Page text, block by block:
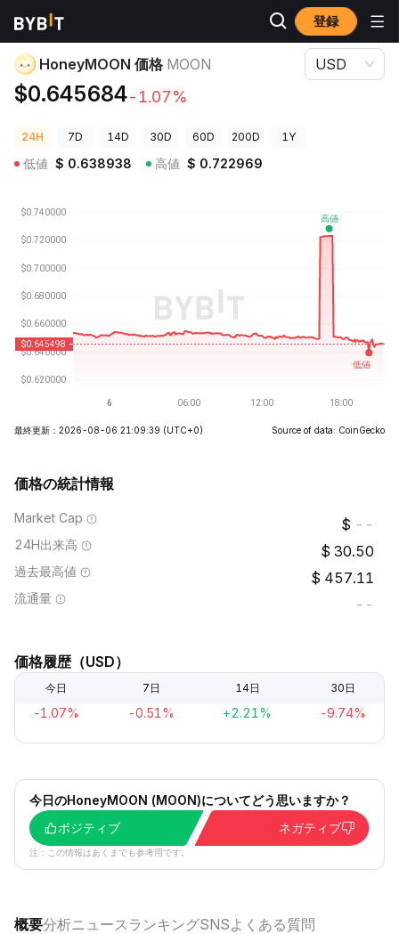
登録
暗号資産価格
HoneyMOON 価格 MOON
$0.645684-1.07%
USD
24H 7D 14D 30D 60D 200D 1Y
低値 $ 0.638938 高値 $ 0.722969
最終更新：2026-08-06 21:09:39 (UTC+0) Source of data: CoinGecko
価格の統計情報
Market Cap --
24H出来高 30.50
過去最高値 457.11
流通量 --
価格履歴（USD）
今日 7日 14日 30日
-1.07% -0.51% +2.21% -9.74%
今日のHoneyMOON (MOON)についてどう思いますか？
ポジティブ
ネガティブ
注：この情報はあくまでも参考用です。
概要分析ニュース ランキングSNSよくある質問